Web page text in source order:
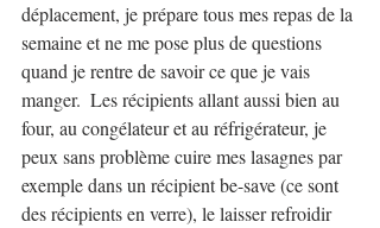
déplacement, je prépare tous mes repas de la
semaine et ne me pose plus de questions
quand je rentre de savoir ce que je vais
manger.  Les récipients allant aussi bien au
four, au congélateur et au réfrigérateur, je
peux sans problème cuire mes lasagnes par
exemple dans un récipient be-save (ce sont
des récipients en verre), le laisser refroidir